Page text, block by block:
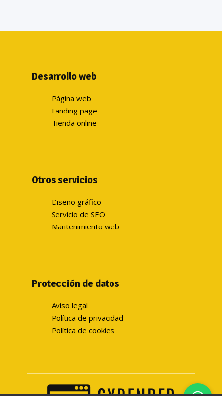
Desarrollo web
Página web
Landing page
Tienda online
Otros servicios
Diseño gráfico
Servicio de SEO
Mantenimiento web
Protección de datos
Aviso legal
Política de privacidad
Política de cookies